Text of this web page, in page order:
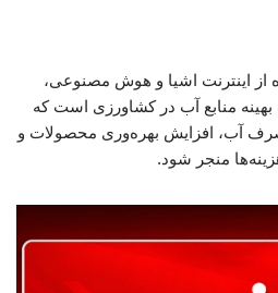
از اینترنت اشیا و هوش مصنوعی،
بهینه منابع آب در کشاورزی است که
آب، افزایش بهره‌وری محصولات و
منجر شود.